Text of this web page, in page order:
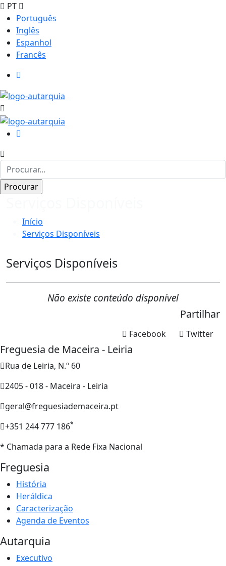
PT
Português
Inglês
Espanhol
Francês
Início
Serviços Disponíveis
Serviços Disponíveis
Não existe conteúdo disponível
Partilhar
Twitter
Facebook
Freguesia de Maceira - Leiria
Rua de Leiria, N.º 60
2405 - 018 - Maceira - Leiria
geral@freguesiademaceira.pt
+351 244 777 186*
* Chamada para a Rede Fixa Nacional
Freguesia
História
Heráldica
Caracterização
Agenda de Eventos
Autarquia
Executivo